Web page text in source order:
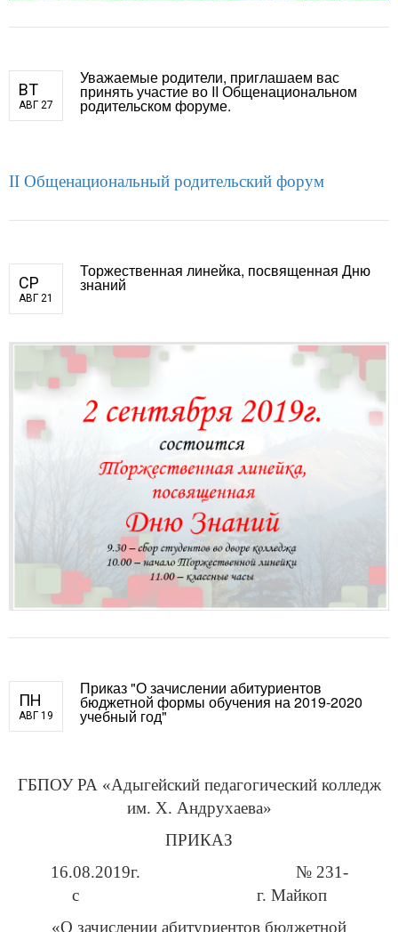
ВТ
АВГ 27
Уважаемые родители, приглашаем вас
принять участие во II Общенациональном
родительском форуме.
II Общенациональный родительский форум
СР
АВГ 21
Торжественная линейка, посвященная Дню
знаний
ПН
АВГ 19
Приказ "О зачислении абитуриентов
бюджетной формы обучения на 2019-2020
учебный год"
ГБПОУ РА «Адыгейский педагогический колледж
им. Х. Андрухаева»
ПРИКАЗ
16.08.2019г. № 231-
с г. Майкоп
«О зачислении абитуриентов бюджетной